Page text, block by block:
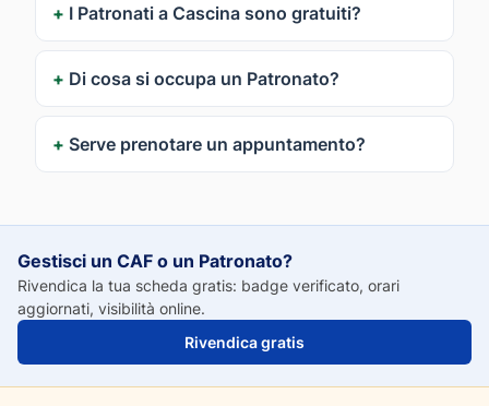
I Patronati a Cascina sono gratuiti?
Di cosa si occupa un Patronato?
Serve prenotare un appuntamento?
Gestisci un CAF o un Patronato?
Rivendica la tua scheda gratis: badge verificato, orari
aggiornati, visibilità online.
Rivendica gratis